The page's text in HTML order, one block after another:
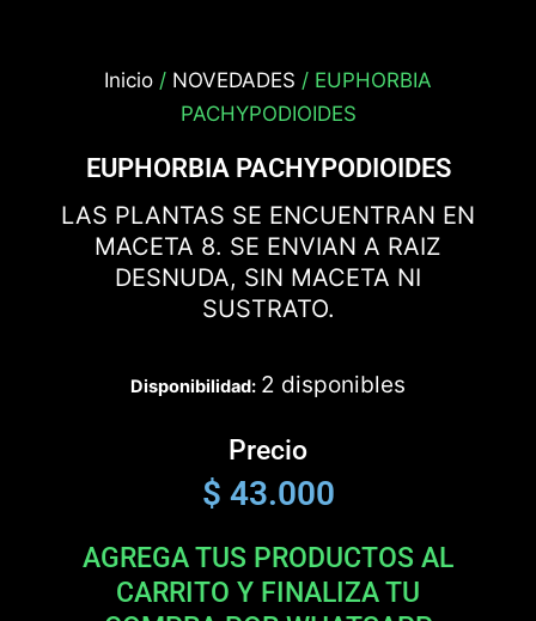
Inicio / NOVEDADES / EUPHORBIA
PACHYPODIOIDES
EUPHORBIA PACHYPODIOIDES
LAS PLANTAS SE ENCUENTRAN EN
MACETA 8. SE ENVIAN A RAIZ
DESNUDA, SIN MACETA NI
SUSTRATO.
Disponibilidad: 2 disponibles
Precio
$ 43.000
AGREGA TUS PRODUCTOS AL
CARRITO Y FINALIZA TU